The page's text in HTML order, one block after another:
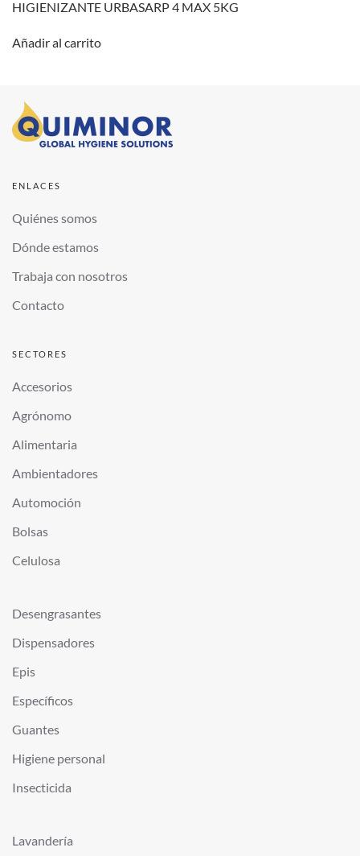
HIGIENIZANTE URBASARP 4 MAX 5KG
Añadir al carrito
ENLACES
Quiénes somos
Dónde estamos
Trabaja con nosotros
Contacto
SECTORES
Accesorios
Agrónomo
Alimentaria
Ambientadores
Automoción
Bolsas
Celulosa
Desengrasantes
Dispensadores
Epis
Específicos
Guantes
Higiene personal
Insecticida
Lavandería